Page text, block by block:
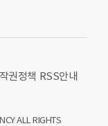
권정책 RSS안내
ALL RIGHTS